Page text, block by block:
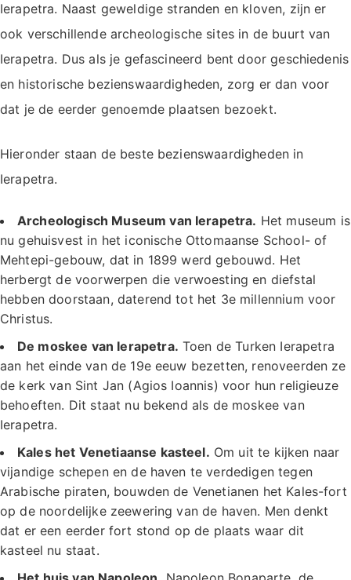
Ierapetra. Naast geweldige stranden en kloven, zijn er
ook verschillende archeologische sites in de buurt van
Ierapetra. Dus als je gefascineerd bent door geschiedenis
en historische bezienswaardigheden, zorg er dan voor
dat je de eerder genoemde plaatsen bezoekt.
Hieronder staan de beste bezienswaardigheden in
Ierapetra.
Archeologisch Museum van Ierapetra. Het museum is
nu gehuisvest in het iconische Ottomaanse School- of
Mehtepi-gebouw, dat in 1899 werd gebouwd. Het
herbergt de voorwerpen die verwoesting en diefstal
hebben doorstaan, daterend tot het 3e millennium voor
Christus.
De moskee van Ierapetra. Toen de Turken Ierapetra
aan het einde van de 19e eeuw bezetten, renoveerden ze
de kerk van Sint Jan (Agios Ioannis) voor hun religieuze
behoeften. Dit staat nu bekend als de moskee van
Ierapetra.
Kales het Venetiaanse kasteel. Om uit te kijken naar
vijandige schepen en de haven te verdedigen tegen
Arabische piraten, bouwden de Venetianen het Kales-fort
op de noordelijke zeewering van de haven. Men denkt
dat er een eerder fort stond op de plaats waar dit
kasteel nu staat.